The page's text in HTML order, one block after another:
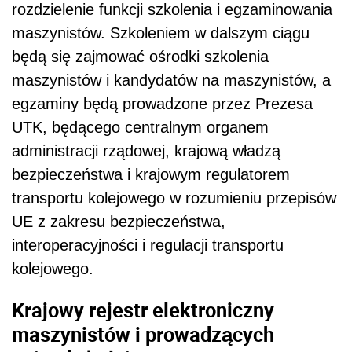
rozdzielenie funkcji szkolenia i egzaminowania
maszynistów. Szkoleniem w dalszym ciągu
będą się zajmować ośrodki szkolenia
maszynistów i kandydatów na maszynistów, a
egzaminy będą prowadzone przez Prezesa
UTK, będącego centralnym organem
administracji rządowej, krajową władzą
bezpieczeństwa i krajowym regulatorem
transportu kolejowego w rozumieniu przepisów
UE z zakresu bezpieczeństwa,
interoperacyjności i regulacji transportu
kolejowego.
Krajowy rejestr elektroniczny
maszynistów i prowadzących